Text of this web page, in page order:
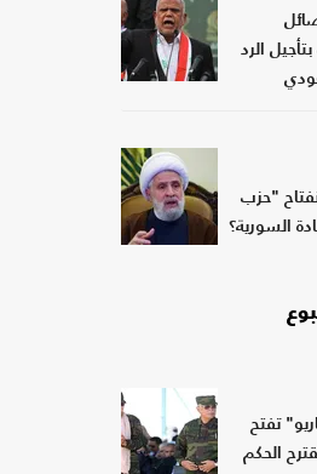
الرد
"حزب
السورية؟
تفتح
الحكم